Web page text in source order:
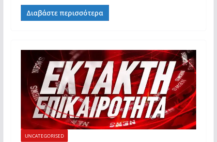
Διαβάστε περισσότερα
UNCATEGORISED